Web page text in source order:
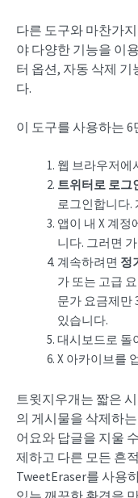
다른 도구와 마찬가
야 다양한 기능을 이
터 옵션, 자동 삭제 기
다.
이 도구를 사용하는
웹 브라우저에
트위터로 로그
로그인합니다.
앱이 내 X 계
니다. 그러면
계속하려면 정
가 또는 고급
문가 요금제만
있습니다.
대시보드로 돌
X 아카이브를
트윗지우개는 짧은
의 게시물을 삭제하
어요와 답글을 지울
제하고 다른 모든 흔
TweetEraser를 사용